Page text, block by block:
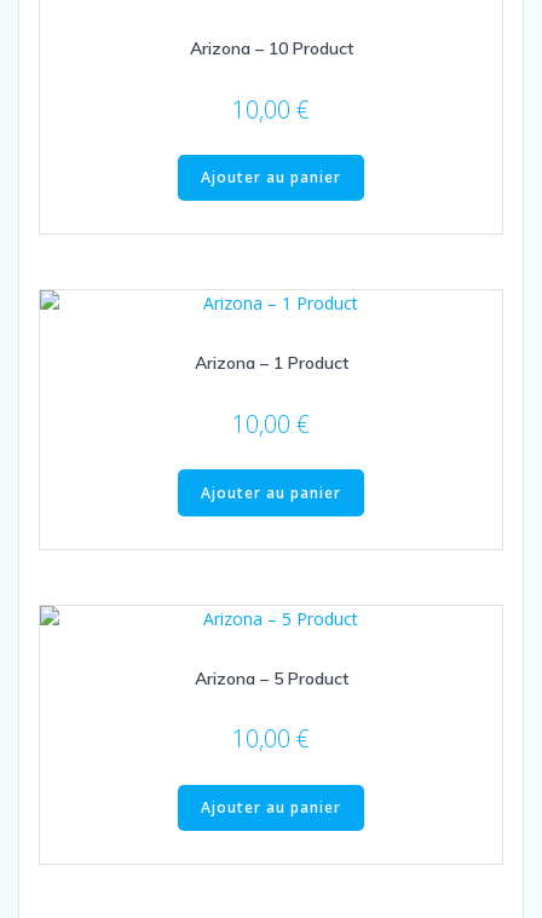
Arizona – 10 Product
10,00 €
Ajouter au panier
Arizona – 1 Product
10,00 €
Ajouter au panier
Arizona – 5 Product
10,00 €
Ajouter au panier